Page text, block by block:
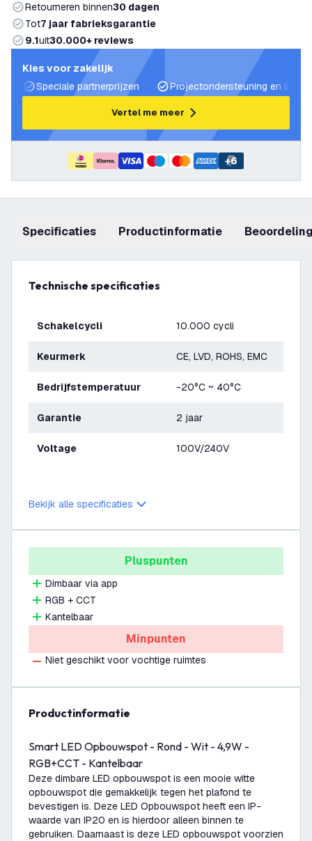
Retourneren binnen30 dagen
Tot7 jaar fabrieksgarantie
9.1uit30.000+ reviews
Kies voor zakelijk
Speciale partnerprijzen
Projectondersteuning en
Vertel me meer
+6
Specificaties productinformatie
Technische specificaties
Schakelcycli 10.000 cycli
Keurmerk CE, LVD, ROHS, EMC
Bedrijfstemperatuur -20°C ~ 40°C
Garantie 2 jaar
Voltage 100V/240V
Bekijk alle specificaties
Pluspunten
Dimbaar via app
RGB + CCT
Kantelbaar
Minpunten
Niet geschikt voor vochtige ruimtes
productinformatie
Smart LED Opbouwspot - Rond - Wit - 4,9W -
RGB+CCT - Kantelbaar
Deze dimbare LED opbouwspot is een mooie witte
opbouwspot die gemakkelijk tegen het plafond te
bevestigen is. Deze LED Opbouwspot heeft een IP-
waarde van IP20 en is hierdoor alleen binnen te
gebruiken. Daarnaast is deze LED opbouwspot voorzien